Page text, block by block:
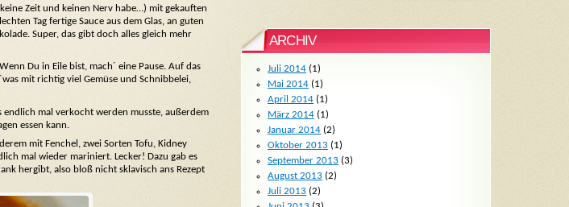
Zeit und keinen Nerv habe…) mit gekauften
Tag fertige Sauce aus dem Glas, an guten
Super, das gibt doch alles gleich mehr
Du in Eile bist, mach´ eine Pause. Auf das
mit richtig viel Gemüse und Schnibbelei,
endlich mal verkocht werden musste, außerdem
essen kann.
mit Fenchel, zwei Sorten Tofu, Kidney
mal wieder mariniert. Lecker! Dazu gab es
hergibt, also bloß nicht sklavisch ans Rezept
ARCHIV
Juli 2014 (1)
Mai 2014 (1)
April 2014 (1)
März 2014 (1)
Januar 2014 (2)
Oktober 2013 (1)
September 2013 (3)
August 2013 (2)
Juli 2013 (2)